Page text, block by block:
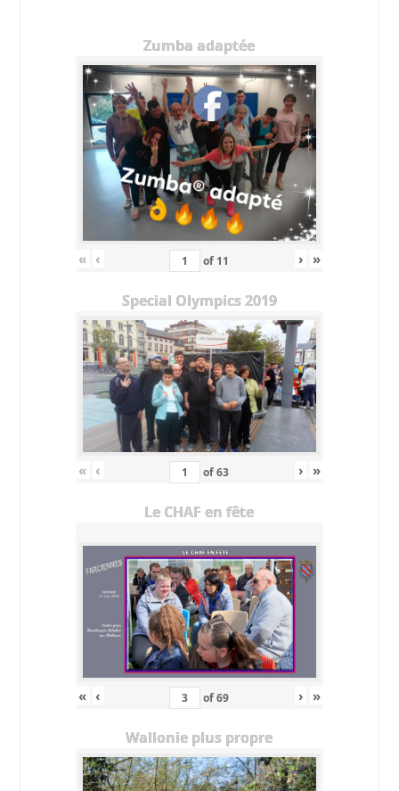
Zumba adaptée
« ‹ of 11 › »
Special Olympics 2019
« ‹ of63 › »
Le CHAF en fête
« ‹ of69 › »
Wallonie plus propre